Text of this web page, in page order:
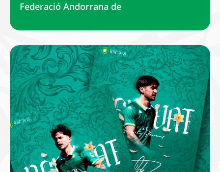
Federació Andorrana de